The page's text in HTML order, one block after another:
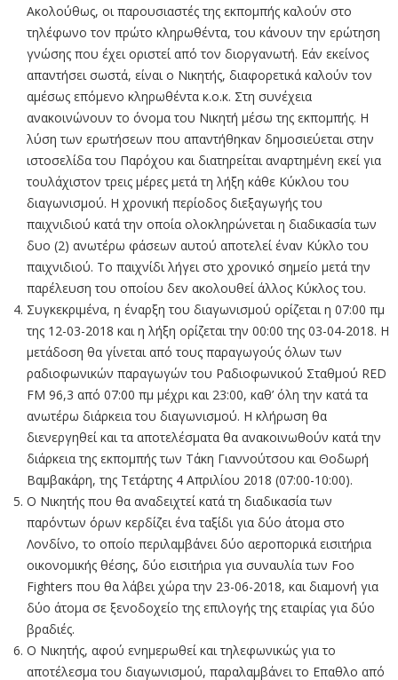
Ακολούθως, οι παρουσιαστές της εκπομπής καλούν στο
τηλέφωνο τον πρώτο κληρωθέντα, του κάνουν την ερώτηση
γνώσης που έχει οριστεί από τον διοργανωτή. Εάν εκείνος
απαντήσει σωστά, είναι ο Νικητής, διαφορετικά καλούν τον
αμέσως επόμενο κληρωθέντα κ.ο.κ. Στη συνέχεια
ανακοινώνουν το όνομα του Νικητή μέσω της εκπομπής. Η
λύση των ερωτήσεων που απαντήθηκαν δημοσιεύεται στην
ιστοσελίδα του Παρόχου και διατηρείται αναρτημένη εκεί για
τουλάχιστον τρεις μέρες μετά τη λήξη κάθε Κύκλου του
διαγωνισμού. Η χρονική περίοδος διεξαγωγής του
παιχνιδιού κατά την οποία ολοκληρώνεται η διαδικασία των
δυο (2) ανωτέρω φάσεων αυτού αποτελεί έναν Κύκλο του
παιχνιδιού. Το παιχνίδι λήγει στο χρονικό σημείο μετά την
παρέλευση του οποίου δεν ακολουθεί άλλος Κύκλος του.
Συγκεκριμένα, η έναρξη του διαγωνισμού ορίζεται η 07:00 πμ
της 12-03-2018 και η λήξη ορίζεται την 00:00 της 03-04-2018. Η
μετάδοση θα γίνεται από τους παραγωγούς όλων των
ραδιοφωνικών παραγωγών του Ραδιοφωνικού Σταθμού RED
FM 96,3 από 07:00 πμ μέχρι και 23:00, καθ’ όλη την κατά τα
ανωτέρω διάρκεια του διαγωνισμού. Η κλήρωση θα
διενεργηθεί και τα αποτελέσματα θα ανακοινωθούν κατά την
διάρκεια της εκπομπής των Τάκη Γιαννούτσου και Θοδωρή
Βαμβακάρη, της Τετάρτης 4 Απριλίου 2018 (07:00-10:00).
Ο Nικητής που θα αναδειχτεί κατά τη διαδικασία των
παρόντων όρων κερδίζει ένα ταξίδι για δύο άτομα στο
Λονδίνο, το οποίο περιλαμβάνει δύο αεροπορικά εισιτήρια
οικονομικής θέσης, δύο εισιτήρια για συναυλία των Foo
Fighters που θα λάβει χώρα την 23-06-2018, και διαμονή για
δύο άτομα σε ξενοδοχείο της επιλογής της εταιρίας για δύο
βραδιές.
Ο Νικητής, αφού ενημερωθεί και τηλεφωνικώς για το
αποτέλεσμα του διαγωνισμού, παραλαμβάνει το Επαθλο από